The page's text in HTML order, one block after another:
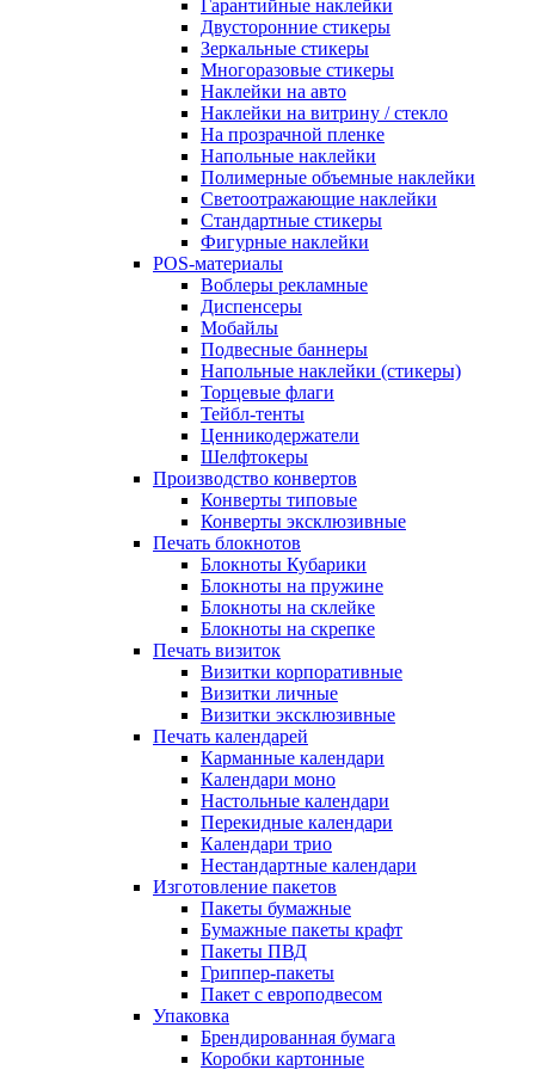
Гарантийные наклейки
Двусторонние стикеры
Зеркальные стикеры
Многоразовые стикеры
Наклейки на авто
Наклейки на витрину / стекло
На прозрачной пленке
Напольные наклейки
Полимерные объемные наклейки
Светоотражающие наклейки
Стандартные стикеры
Фигурные наклейки
POS-материалы
Воблеры рекламные
Диспенсеры
Мобайлы
Подвесные баннеры
Напольные наклейки (стикеры)
Торцевые флаги
Тейбл-тенты
Ценникодержатели
Шелфтокеры
Производство конвертов
Конверты типовые
Конверты эксклюзивные
Печать блокнотов
Блокноты Кубарики
Блокноты на пружине
Блокноты на склейке
Блокноты на скрепке
Печать визиток
Визитки корпоративные
Визитки личные
Визитки эксклюзивные
Печать календарей
Карманные календари
Календари моно
Настольные календари
Перекидные календари
Календари трио
Нестандартные календари
Изготовление пакетов
Пакеты бумажные
Бумажные пакеты крафт
Пакеты ПВД
Гриппер-пакеты
Пакет с европодвесом
Упаковка
Брендированная бумага
Коробки картонные